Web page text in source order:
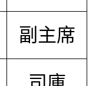
副主席